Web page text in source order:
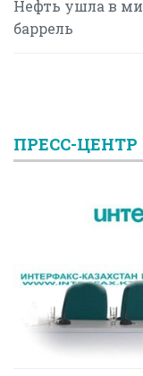
Нефть ушла в
баррель
ПРЕСС-ЦЕНТР